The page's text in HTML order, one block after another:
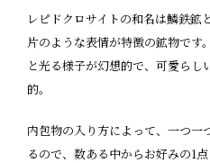
レピドクロサイトの和名は鱗鉄鉱
片のような表情が特徴の鉱物です
と光る様子が幻想的で、可愛ら
的。
内包物の入り方によって、一つ一
るので、数ある中からお好みの1